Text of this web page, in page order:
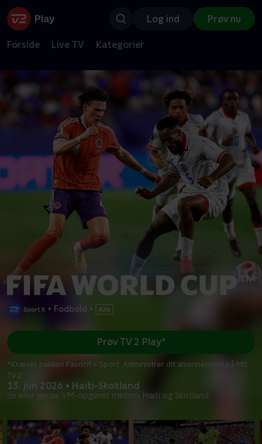
Log ind Prøv nu
Forside Live TV Kategorier
• Fodbold •
13. jun 2026 • Haiti-Skotland
Se eller gense VM-opgøret mellem Haiti og Skotland.
Prøv TV 2 Play*
*Kræver pakken Favorit + Sport. Administrer dit abonnement på Mit
TV 2.